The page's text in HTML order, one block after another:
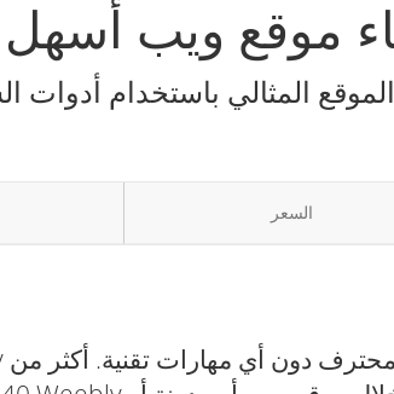
موقع ويب
المثالي باستخدام أدوات
السعر